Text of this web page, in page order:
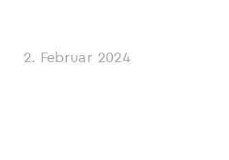
2. Februar 2024